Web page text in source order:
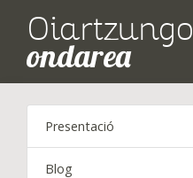
Oiartzungo
ondarea
Presentació
Blog